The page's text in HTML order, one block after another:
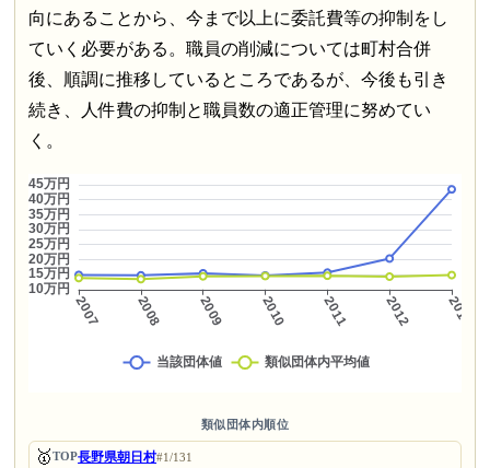
向にあることから、今まで以上に委託費等の抑制をし
ていく必要がある。職員の削減については町村合併
後、順調に推移しているところであるが、今後も引き
続き、人件費の抑制と職員数の適正管理に努めてい
く。
類似団体内順位
🥇TOP長野県朝日村#1/131